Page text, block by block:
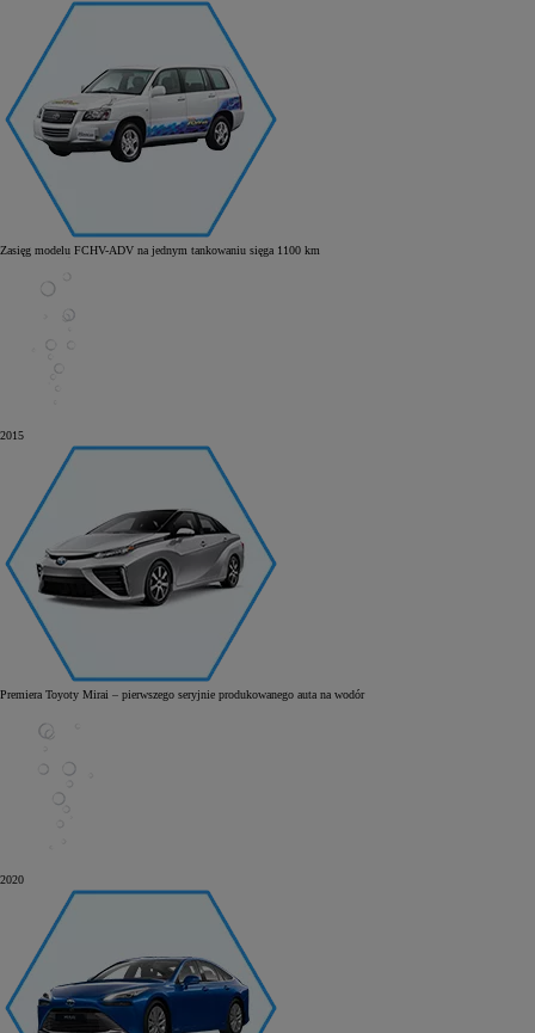
Zasięg modelu FCHV-ADV na jednym tankowaniu sięga 1100 km
2015
Premiera Toyoty Mirai – pierwszego seryjnie produkowanego auta na wodór
2020